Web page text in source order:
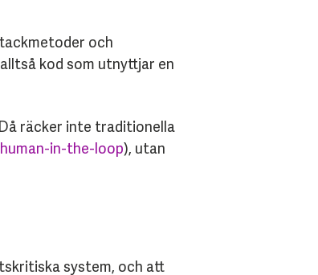
och
kod som utnyttjar en
räcker inte traditionella
human-in-the-loop), utan
system, och att